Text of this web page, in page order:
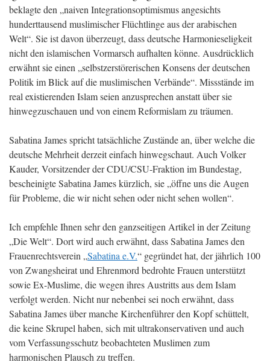
beklagte den „naiven Integrationsoptimismus angesichts
hunderttausend muslimischer Flüchtlinge aus der arabischen
Welt“. Sie ist davon überzeugt, dass deutsche Harmonieseligkeit
nicht den islamischen Vormarsch aufhalten könne. Ausdrücklich
erwähnt sie einen „selbstzerstörerischen Konsens der deutschen
Politik im Blick auf die muslimischen Verbände“. Missstände im
real existierenden Islam seien anzusprechen anstatt über sie
hinwegzuschauen und von einem Reformislam zu träumen.
Sabatina James spricht tatsächliche Zustände an, über welche die
deutsche Mehrheit derzeit einfach hinwegschaut. Auch Volker
Kauder, Vorsitzender der CDU/CSU-Fraktion im Bundestag,
bescheinigte Sabatina James kürzlich, sie „öffne uns die Augen
für Probleme, die wir nicht sehen oder nicht sehen wollen“.
Ich empfehle Ihnen sehr den ganzseitigen Artikel in der Zeitung
„Die Welt“. Dort wird auch erwähnt, dass Sabatina James den
Frauenrechtsverein „Sabatina e.V.“ gegründet hat, der jährlich 100
von Zwangsheirat und Ehrenmord bedrohte Frauen unterstützt
sowie Ex-Muslime, die wegen ihres Austritts aus dem Islam
verfolgt werden. Nicht nur nebenbei sei noch erwähnt, dass
Sabatina James über manche Kirchenführer den Kopf schüttelt,
die keine Skrupel haben, sich mit ultrakonservativen und auch
vom Verfassungsschutz beobachteten Muslimen zum
harmonischen Plausch zu treffen.